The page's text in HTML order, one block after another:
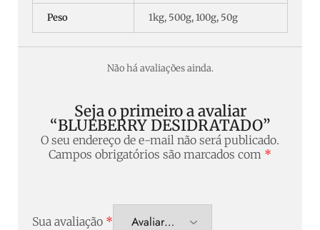
Peso 1kg, 500g, 100g, 50g
Não há avaliações ainda.
Seja o primeiro a avaliar
“BLUEBERRY DESIDRATADO”
O seu endereço de e-mail não será publicado.
Campos obrigatórios são marcados com *
Sua avaliação *